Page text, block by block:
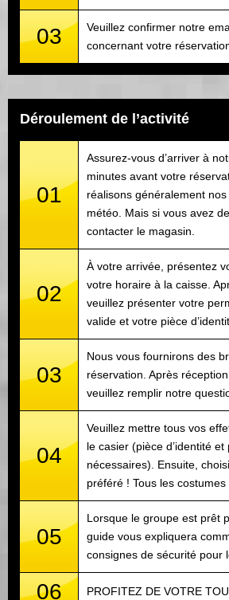
03
Veuillez confirmer notre
concernant votre
Déroulement de l’activité
01
Assurez-vous d’arriver à
minutes avant votre
réalisons généralement
météo. Mais si vous avez
contacter le magasin.
02
À votre arrivée, présentez
votre horaire à la caisse.
veuillez présenter votre
valide et votre pièce
03
Nous vous fournirons des
réservation. Après
veuillez remplir notre
04
Veuillez mettre tous vos
le casier (pièce d’identité
nécessaires). Ensuite,
préféré ! Tous les costumes
05
Lorsque le groupe est prêt
guide vous expliquera
consignes de sécurité pour
06 PROFITEZ DE VOTRE